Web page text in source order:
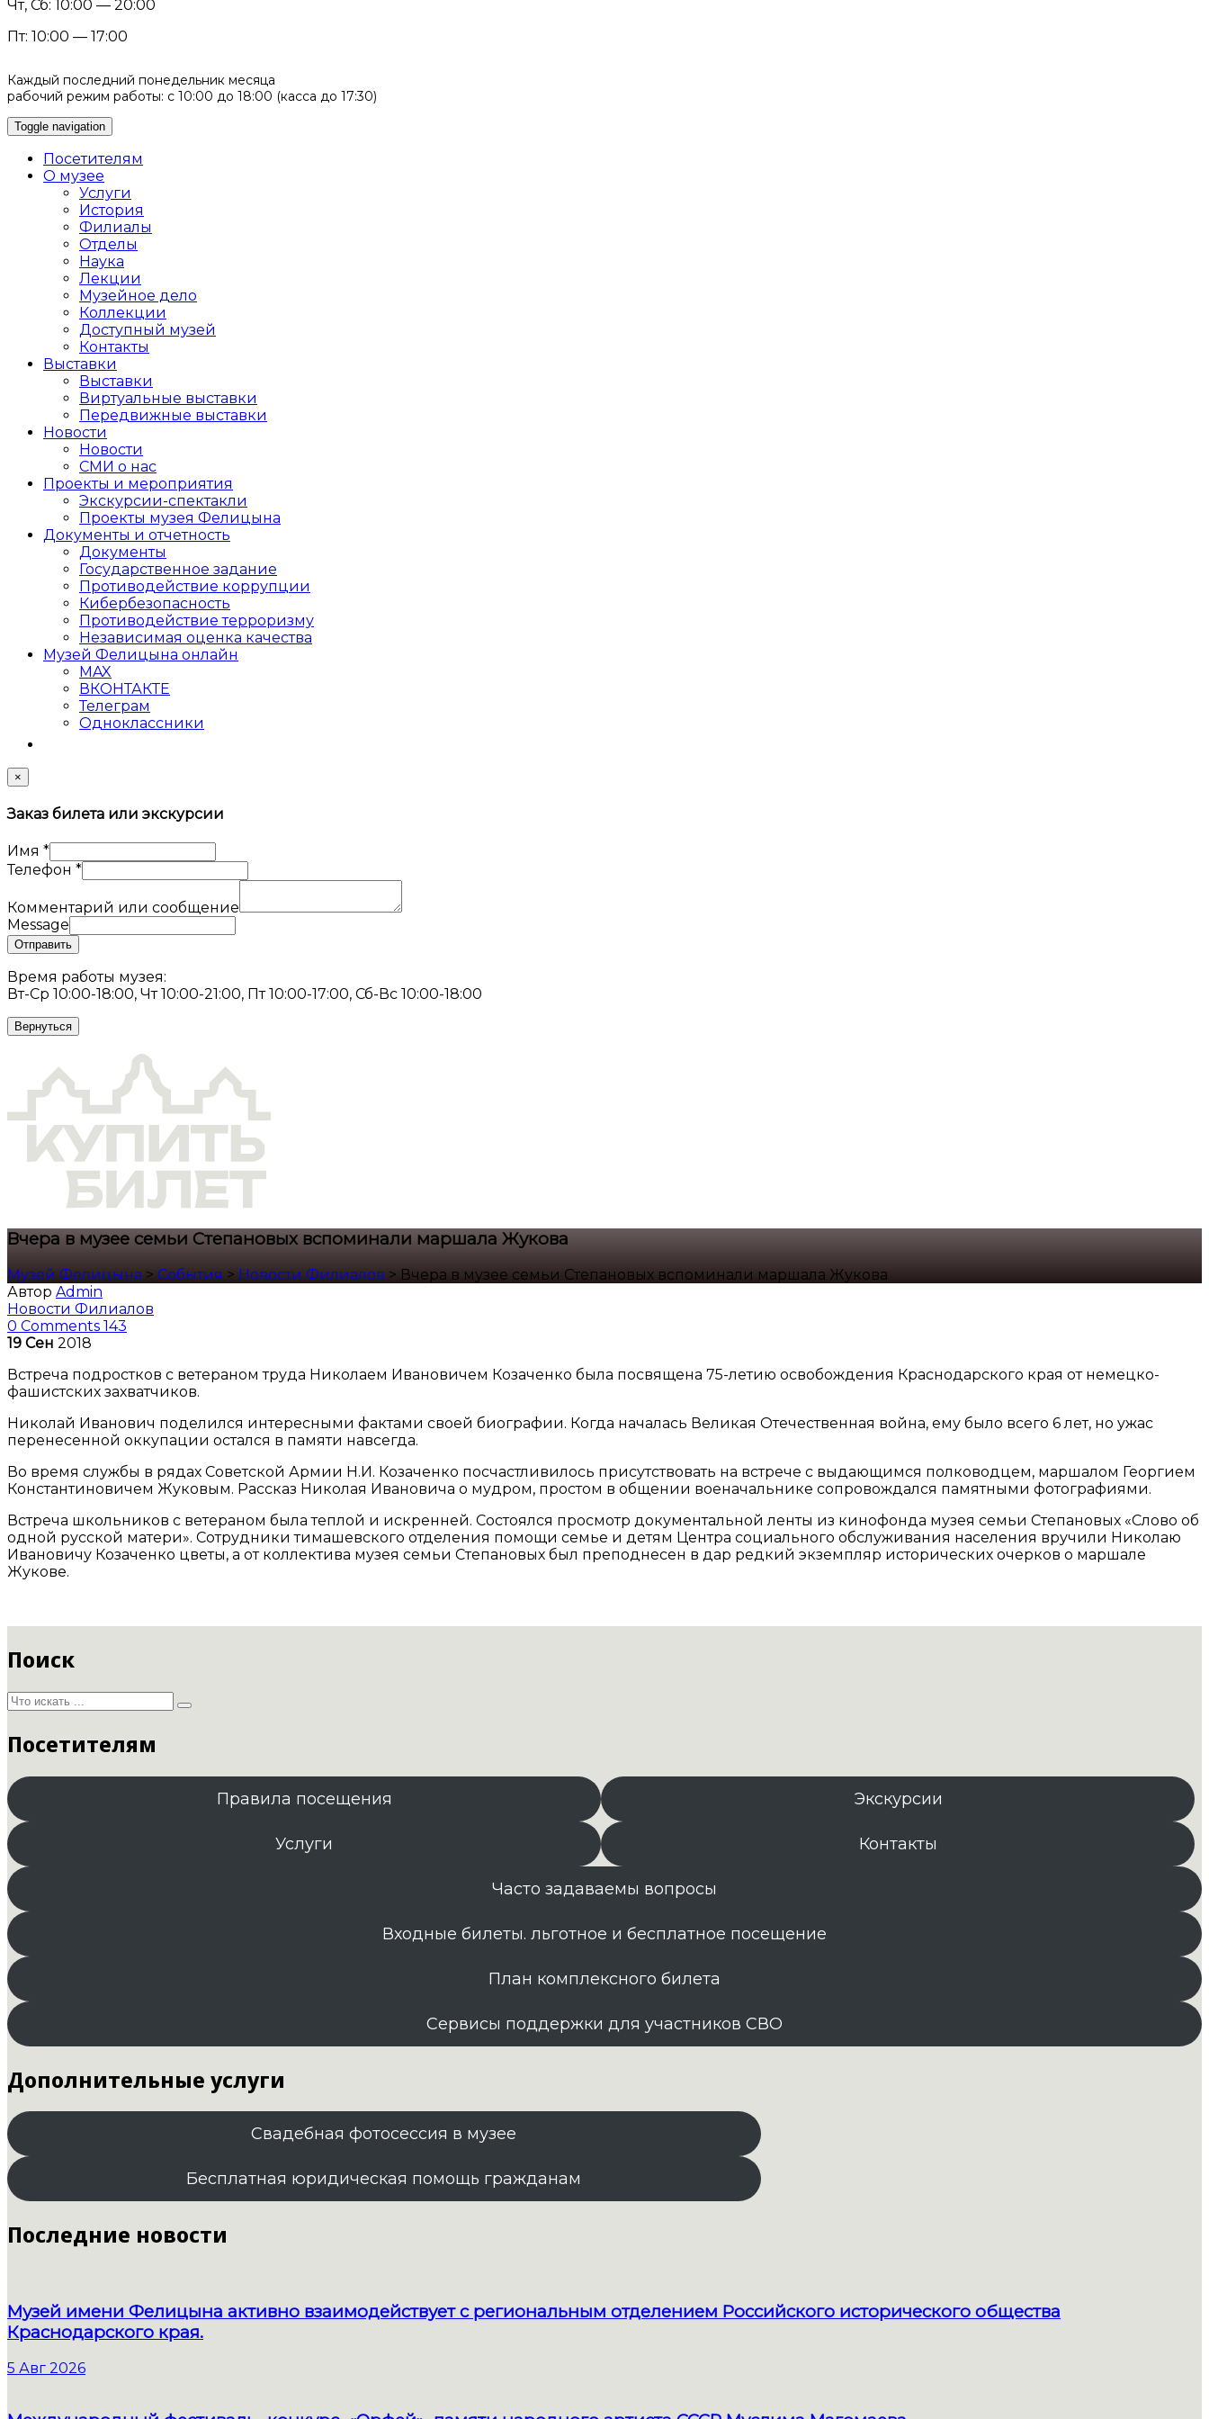
Чт, Сб: 10:00 — 20:00
Пт: 10:00 — 17:00
Каждый последний понедельник месяца
рабочий режим работы: с 10:00 до 18:00 (касса до 17:30)
Toggle navigation
Посетителям
О музее
Услуги
История
Филиалы
Отделы
Наука
Лекции
Музейное дело
Коллекции
Доступный музей
Контакты
Выставки
Выставки
Виртуальные выставки
Передвижные выставки
Новости
Новости
СМИ о нас
Проекты и мероприятия
Экскурсии-спектакли
Проекты музея Фелицына
Документы и отчетность
Документы
Государственное задание
Противодействие коррупции
Кибер­безопасность
Противодействие терроризму
Независимая оценка качества
Музей Фелицына онлайн
MAX
ВКОНТАКТЕ
Телеграм
Одноклассники
×
Заказ билета или экскурсии
Имя *
Телефон *
Комментарий или сообщение
Message
Отправить
Время работы музея:
Вт-Ср 10:00-18:00, Чт 10:00-21:00, Пт 10:00-17:00, Сб-Вс 10:00-18:00
Вернуться
Вчера в музее семьи Степановых вспоминали маршала Жукова
Музей Фелицына > События > Новости Филиалов > Вчера в музее семьи Степановых вспоминали маршала Жукова
Автор Admin
Новости Филиалов
0 Comments 143
19 Сен 2018
Встреча подростков с ветераном труда Николаем Ивановичем Козаченко была посвящена 75-летию освобождения Краснодарского края от немецко-
фашистских захватчиков.
Николай Иванович поделился интересными фактами своей биографии. Когда началась Великая Отечественная война, ему было всего 6 лет, но ужас
перенесенной оккупации остался в памяти навсегда.
Во время службы в рядах Советской Армии Н.И. Козаченко посчастливилось присутствовать на встрече с выдающимся полководцем, маршалом Георгием
Константиновичем Жуковым. Рассказ Николая Ивановича о мудром, простом в общении военачальнике сопровождался памятными фотографиями.
Встреча школьников с ветераном была теплой и искренней. Состоялся просмотр документальной ленты из кинофонда музея семьи Степановых «Слово об
одной русской матери». Сотрудники тимашевского отделения помощи семье и детям Центра социального обслуживания населения вручили Николаю
Ивановичу Козаченко цветы, а от коллектива музея семьи Степановых был преподнесен в дар редкий экземпляр исторических очерков о маршале
Жукове.
Поиск
Посетителям
Правила посещения Экскурсии
Услуги Контакты
Часто задаваемы вопросы
Входные билеты. льготное и бесплатное посещение
План комплексного билета
Сервисы поддержки для участников СВО
Дополнительные услуги
Свадебная фотосессия в музее
Бесплатная юридическая помощь гражданам
Последние новости
Музей имени Фелицына активно взаимодействует с региональным отделением Российского исторического общества
Краснодарского края.
5 Авг 2026